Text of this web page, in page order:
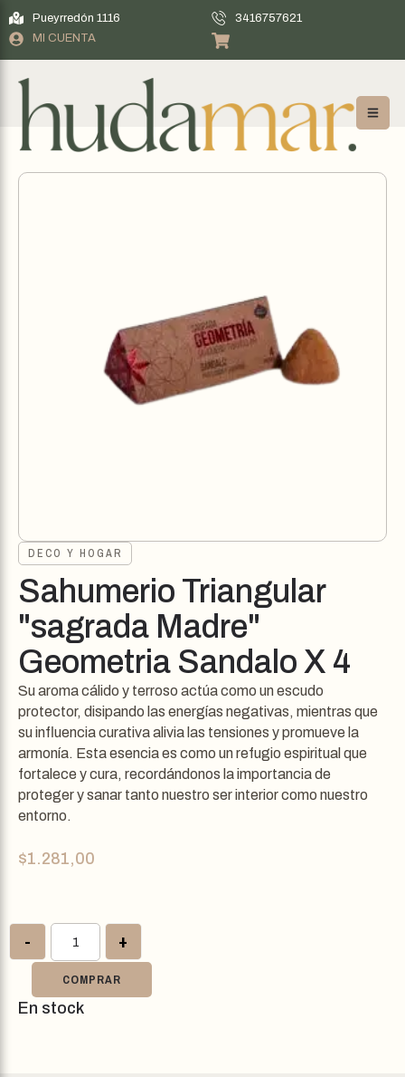
Pueyrredón 1116
3416757621
MI CUENTA
DECO Y HOGAR
Sahumerio Triangular
"sagrada Madre"
Geometria Sandalo X 4
Su aroma cálido y terroso actúa como un escudo
protector, disipando las energías negativas, mientras que
su influencia curativa alivia las tensiones y promueve la
armonía. Esta esencia es como un refugio espiritual que
fortalece y cura, recordándonos la importancia de
proteger y sanar tanto nuestro ser interior como nuestro
entorno.
$1.281,00
- +
COMPRAR
En stock